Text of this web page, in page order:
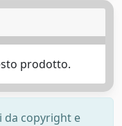
prodotto.
da copyright e